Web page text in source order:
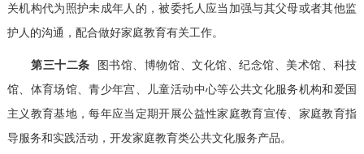
关机构代为照护未成年人的，被委托人应当加强与其父母或者其他监
护人的沟通，配合做好家庭教育有关工作。
第三十二条
图书馆、博物馆、文化馆、纪念馆、美术馆、科技
馆、体育场馆、青少年宫、儿童活动中心等公共文化服务机构和爱国
主义教育基地，每年应当定期开展公益性家庭教育宣传、家庭教育指
导服务和实践活动，开发家庭教育类公共文化服务产品。